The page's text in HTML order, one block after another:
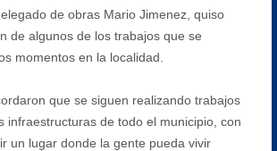
de obras Mario Jimenez, quiso
de algunos de los trabajos que se
momentos en la localidad.
que se siguen realizando trabajos
infraestructuras de todo el municipio, con
un lugar donde la gente pueda vivir